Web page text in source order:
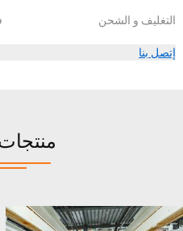
التغليف و الشحن
إتصل بنا